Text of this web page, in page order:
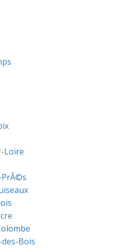
Loire
PrÃ©s
Bois